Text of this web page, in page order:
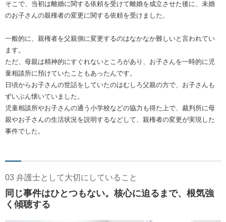
そこで、当初は離婚に関する依頼を受けて離婚を成立させた後に、未婚
のお子さんの親権者の変更に関する依頼を受けました。
一般的に、親権者を父親側に変更するのはなかなか難しいと言われてい
ます。
ただ、母親は精神的にすぐれないところがあり、お子さんを一時的に児
童相談所に預けていたこともあったんです。
日頃からお子さんの世話をしていたのはむしろ父親の方で、お子さんも
ずいぶん懐いていました。
児童相談所やお子さんの通う小学校などの協力も得た上で、裁判所に母
親やお子さんの生活状況を説明するなどして、親権者の変更が実現した
事件でした。
03 弁護士として大切にしていること
同じ事件はひとつもない。核心に迫るまで、根気強
く傾聴する